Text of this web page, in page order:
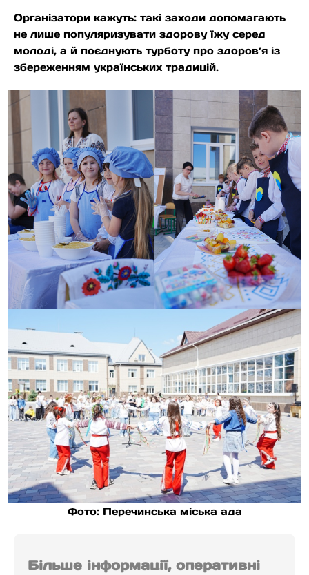
Організатори кажуть: такі заходи допомагають
не лише популяризувати здорову їжу серед
молоді, а й поєднують турботу про здоров’я із
збереженням українських традицій.
Фото: Перечинська міська ада
Більше інформації, оперативні